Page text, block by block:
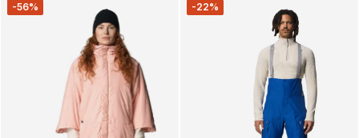
-56% -22%